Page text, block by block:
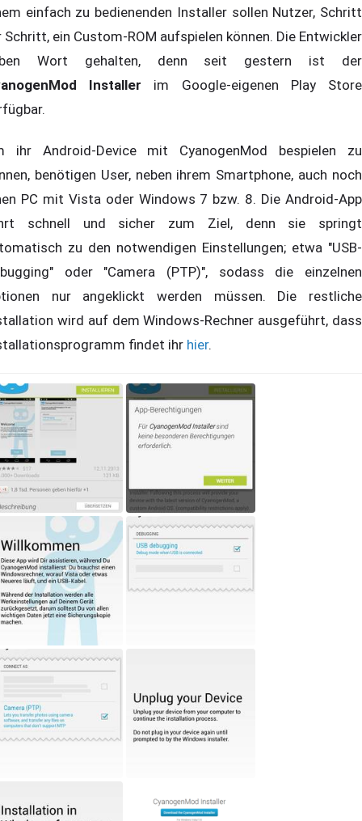
einfach zu bedienenden Installer sollen Nutzer, Schritt
Schritt, ein Custom-ROM aufspielen können. Die Entwickler
Wort gehalten, denn seit gestern ist der
Installer im Google-eigenen Play Store
ihr Android-Device mit CyanogenMod bespielen zu
benötigen User, neben ihrem Smartphone, auch noch
PC mit Vista oder Windows 7 bzw. 8. Die Android-App
schnell und sicher zum Ziel, denn sie springt
zu den notwendigen Einstellungen; etwa "USB-
oder "Camera (PTP)", sodass die einzelnen
nur angeklickt werden müssen. Die restliche
wird auf dem Windows-Rechner ausgeführt, dass
findet ihr hier.